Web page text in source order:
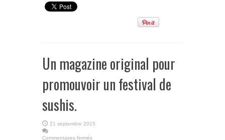
Un magazine original pour
promouvoir un festival de
sushis.
21 septembre 2015
Commentaires fermés